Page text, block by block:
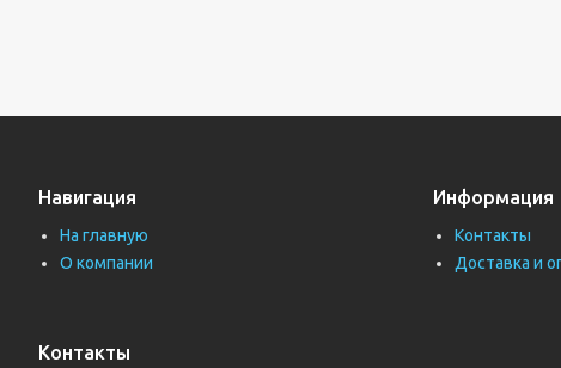
Навигация
На главную
О компании
Информация
Контакты
Доставка и
Контакты